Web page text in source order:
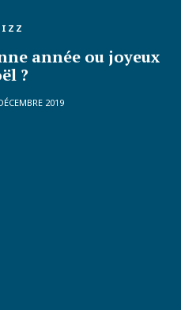
année ou joyeux
?
2019